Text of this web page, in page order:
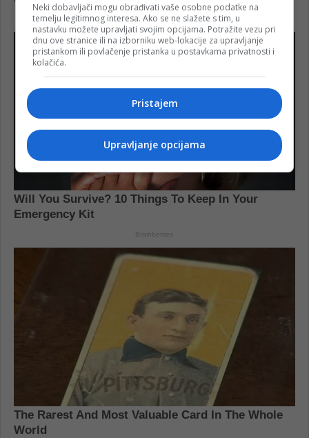
Neki dobavljači mogu obrađivati vaše osobne podatke na
temelju legitimnog interesa. Ako se ne slažete s tim, u
nastavku možete upravljati svojim opcijama. Potražite vezu pri
dnu ove stranice ili na izborniku web-lokacije za upravljanje
pristankom ili povlačenje pristanka u postavkama privatnosti i
kolačića.
Pristajem
Upravljanje opcijama